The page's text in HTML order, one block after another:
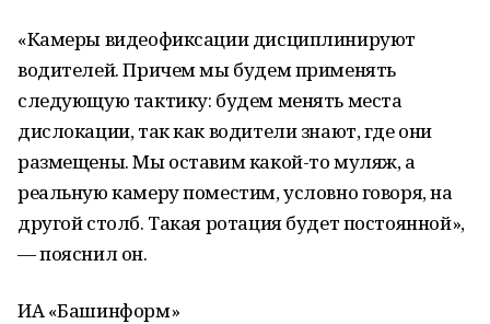
«Камеры видеофиксации дисциплинируют
водителей. Причем мы будем применять
следующую тактику: будем менять места
дислокации, так как водители знают, где они
размещены. Мы оставим какой-то муляж, а
реальную камеру поместим, условно говоря, на
другой столб. Такая ротация будет постоянной»,
— пояснил он.
ИА «Башинформ»